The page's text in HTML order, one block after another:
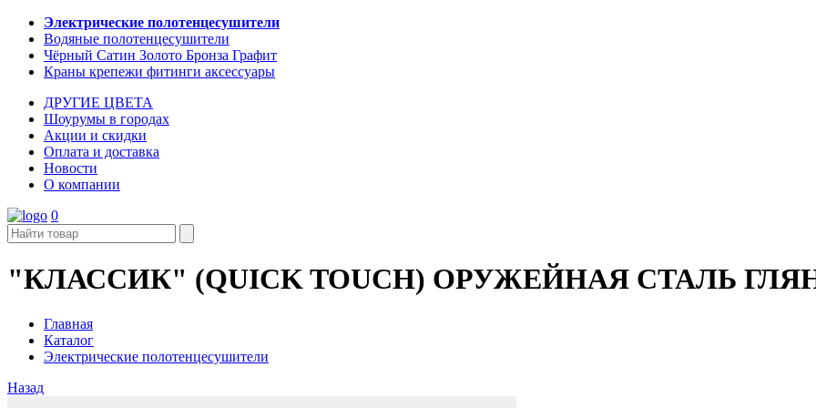
Электрические полотенцесушители
Водяные полотенцесушители
Чёрный Сатин Золото Бронза Графит
Краны крепежи фитинги аксессуары
ДРУГИЕ ЦВЕТА
Шоурумы в городах
Акции и скидки
Оплата и доставка
Новости
О компании
0
"КЛАССИК" (QUICK TOUCH) ОРУЖЕЙНАЯ СТАЛЬ
Главная
Каталог
Электрические полотенцесушители
Назад